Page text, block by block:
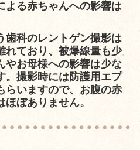
よる赤ちゃんへの影響は
歯科のレントゲン撮影は
れており、被爆線量も少
やお母様への影響は少な
。撮影時には防護用エプ
らいますので、お腹の赤
ぼありません。